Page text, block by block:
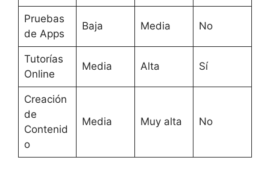
Pruebas
de Apps
Baja Media No
Tutorías
Online
Media Alta Sí
Creación
de
Contenid
o
Media Muy alta No